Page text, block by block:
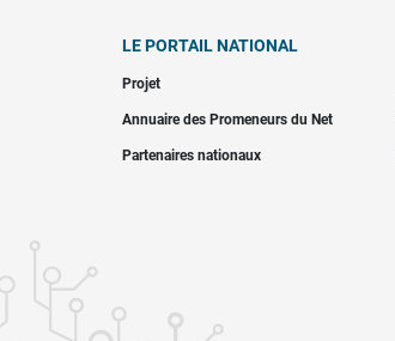
LE PORTAIL NATIONAL
Projet
Annuaire des Promeneurs du Net
Partenaires nationaux